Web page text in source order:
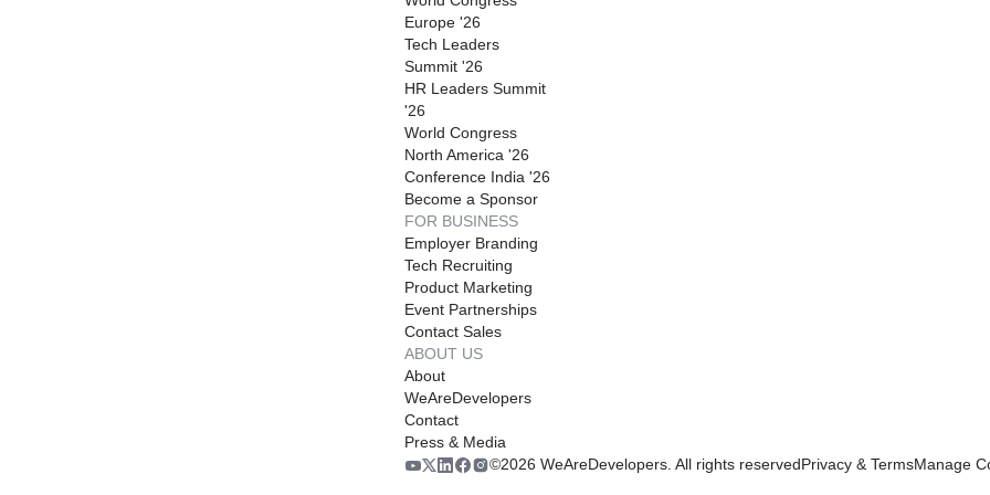
Europe '26
Tech Leaders
Summit '26
HR Leaders Summit
'26
World Congress
North America '26
Conference India '26
Become a Sponsor
FOR BUSINESS
Employer Branding
Tech Recruiting
Product Marketing
Event Partnerships
Contact Sales
ABOUT US
About
WeAreDevelopers
Contact
Press & Media
©2026 WeAreDevelopers. All rights reservedPrivacy & TermsManage